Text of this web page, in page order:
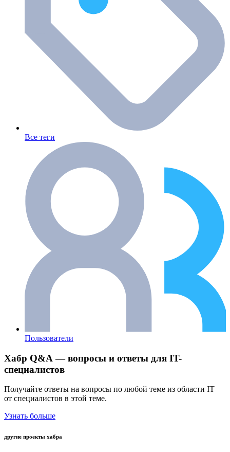
Все теги
Пользователи
Хабр Q&A — вопросы и ответы для IT-
специалистов
Получайте ответы на вопросы по любой теме из области IT
от специалистов в этой теме.
Узнать больше
другие проекты хабра